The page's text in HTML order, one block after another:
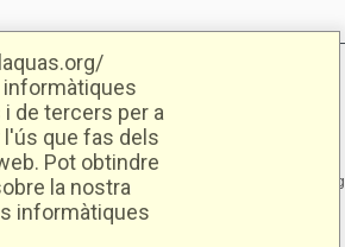
de tercers per a
l'ús que fas dels
Pot obtindre
la nostra
informàtiques
Creative Commons
d'Alaquàs.
88. CP: 46970 Alaquàs.dir3: L01460057
96 151 94 00 | FAX: 96 151 94 03 | info@alaquas.org
de protecció de dades: dpd@alaquas.org